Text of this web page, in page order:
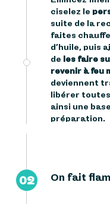
ciselez le
suite de la
faites
d’huile, puis
de
les faire
revenir à feu
deviennent
libérer
ainsi une
préparation.
02 On fait